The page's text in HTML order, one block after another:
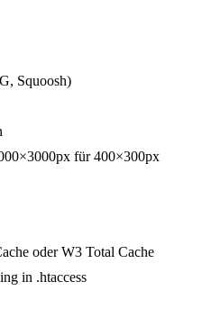
Squoosh)
für 400×300px
oder W3 Total Cache
in .htaccess